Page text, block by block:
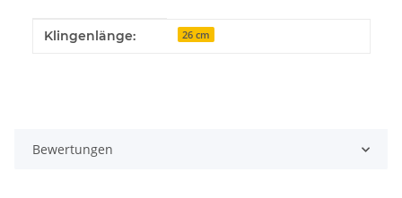
Produkteigenschaft
Wert
Klingenlänge: 26 cm
Bewertungen